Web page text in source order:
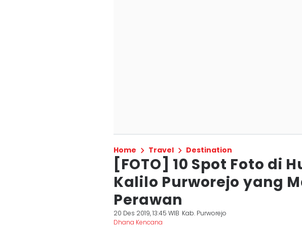
Home Travel Destination
[FOTO] 10 Spot Foto di
Kalilo Purworejo yang
Perawan
20 Des 2019, 13:45 WIB Kab. Purworejo
Dhana Kencana